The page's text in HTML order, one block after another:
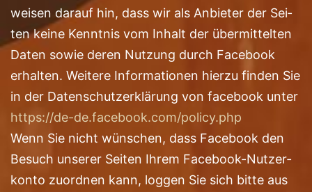
wei­sen dar­auf hin, dass wir als Anbie­ter der Sei­
ten kei­ne Kennt­nis vom Inhalt der über­mit­tel­ten
Daten sowie deren Nut­zung durch Face­book
erhal­ten. Wei­te­re Infor­ma­tio­nen hier­zu fin­den Sie
in der Daten­schutz­er­klä­rung von face­book unter
https://​de​-de​.face​book​.com/​p​o​l​i​c​y​.​php
Wenn Sie nicht wün­schen, dass Face­book den
Besuch unse­rer Sei­ten Ihrem Face­book-Nut­zer­
kon­to zuord­nen kann, log­gen Sie sich bit­te aus